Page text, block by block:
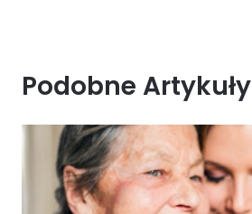
Podobne Artykuły